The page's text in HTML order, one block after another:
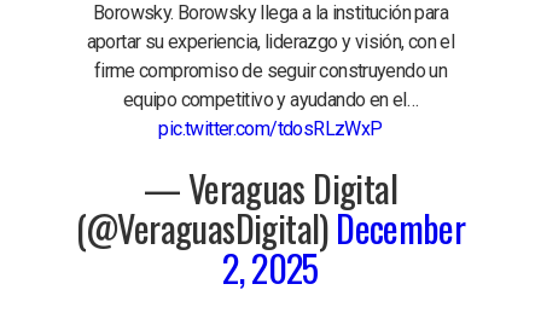
Borowsky. Borowsky llega a la institución para
aportar su experiencia, liderazgo y visión, con el
firme compromiso de seguir construyendo un
equipo competitivo y ayudando en el…
pic.twitter.com/tdosRLzWxP
— Veraguas Digital
(@VeraguasDigital)December
2, 2025